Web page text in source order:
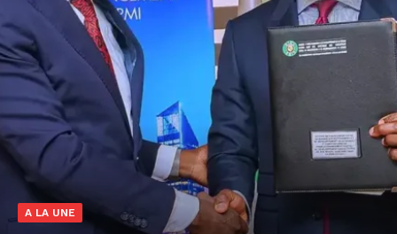
A LA UNE